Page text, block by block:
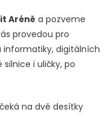
Aréně a pozveme
provedou pro
informatiky, digitálních
i uličky, po
na dvě desítky